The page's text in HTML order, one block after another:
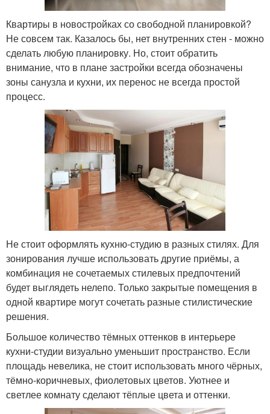
Квартиры в новостройках со свободной планировкой?
Не совсем так. Казалось бы, нет внутренних стен - можно
сделать любую планировку. Но, стоит обратить
внимание, что в плане застройки всегда обозначены
зоны санузла и кухни, их перенос не всегда простой
процесс.
Не стоит оформлять кухню-студию в разных стилях. Для
зонирования лучше использовать другие приёмы, а
комбинация не сочетаемых стилевых предпочтений
будет выглядеть нелепо. Только закрытые помещения в
одной квартире могут сочетать разные стилистические
решения.
Большое количество тёмных оттенков в интерьере
кухни-студии визуально уменьшит пространство. Если
площадь невелика, не стоит использовать много чёрных,
тёмно-коричневых, фиолетовых цветов. Уютнее и
светлее комнату сделают тёплые цвета и оттенки.